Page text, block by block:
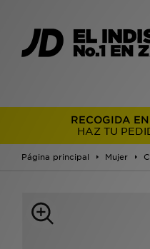
RECOGIDA
HAZ TU
Página principal Mujer